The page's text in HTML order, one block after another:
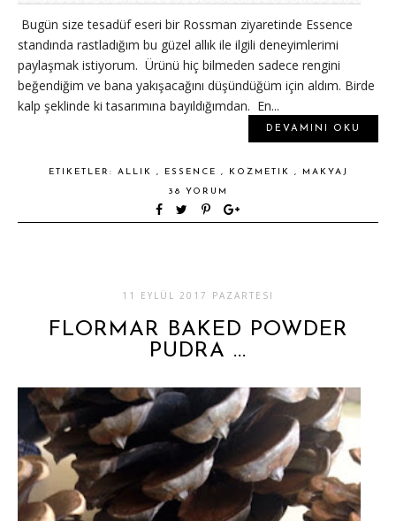
Bugün size tesadüf eseri bir Rossman ziyaretinde Essence
standında rastladığım bu güzel allık ile ilgili deneyimlerimi
paylaşmak istiyorum. Ürünü hiç bilmeden sadece rengini
beğendiğim ve bana yakışacağını düşündüğüm için aldım. Birde
kalp şeklinde ki tasarımına bayıldığımdan. En...
DEVAMINI OKU
ETIKETLER: ALLIK , ESSENCE , KOZMETIK ,
MAKYAJ
38 YORUM
11 EYLÜL 2017 PAZARTESI
FLORMAR BAKED POWDER
PUDRA ...